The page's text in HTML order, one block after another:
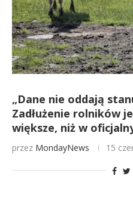
„Dane nie oddają
Zadłużenie rolników
większe, niż w
przez MondayNews 15